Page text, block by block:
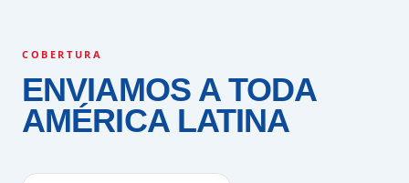
COBERTURA
ENVIAMOS A TODA
AMÉRICA LATINA